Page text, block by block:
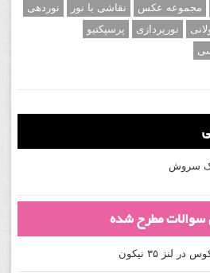
مجموعه عکس نقاشی با نور
نوردهی
نورپردازی
پرسپکتیو
سروش
سوالات مطرح شده
لنز ۳۵ نیکون